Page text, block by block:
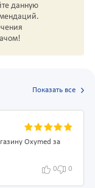
данную
Показать все
Oxymed за
0 0